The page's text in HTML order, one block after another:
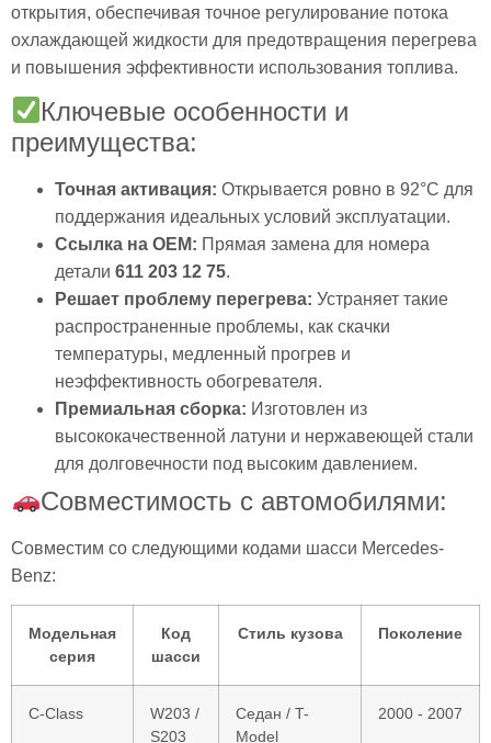
открытия, обеспечивая точное регулирование потока
охлаждающей жидкости для предотвращения перегрева
и повышения эффективности использования топлива.
Ключевые особенности и
преимущества:
Точная активация: Открывается ровно в 92°C для
поддержания идеальных условий эксплуатации.
Ссылка на OEM: Прямая замена для номера
детали 611 203 12 75.
Решает проблему перегрева: Устраняет такие
распространенные проблемы, как скачки
температуры, медленный прогрев и
неэффективность обогревателя.
Премиальная сборка: Изготовлен из
высококачественной латуни и нержавеющей стали
для долговечности под высоким давлением.
Совместимость с автомобилями:
Совместим со следующими кодами шасси Mercedes-
Benz:
Модельная
серия
Код
шасси
Стиль кузова Поколение
C-Class
W203 /
S203
Седан / T-
Model
2000 - 2007